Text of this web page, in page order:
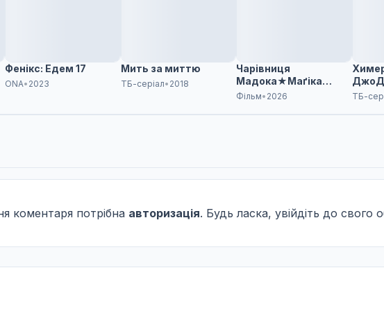
Фенікс: Едем 17
ONA• 2023
Мить за миттю
ТБ-серіал• 2018
Чарівниця
Мадока★Маґіка
Фільм 4: Сходження
Фільм• 2026 ТБ-
коментаря потрібна авторизація. Будь ласка, увійдіть до свого